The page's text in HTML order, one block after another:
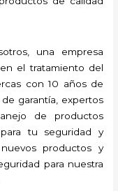
una empresa
el tratamiento del
con 10 años de
garantía, expertos
de productos
tu seguridad y
productos y
para nuestra